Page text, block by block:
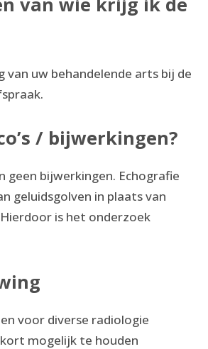
van uw behandelende arts bij de
/ bijwerkingen?
geen bijwerkingen. Echografie
geluidsgolven in plaats van
is het onderzoek
voor diverse radiologie
mogelijk te houden